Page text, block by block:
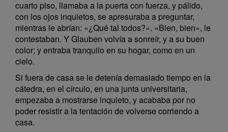
cuarto piso, llamaba a la puerta con fuerza, y pálido,
con los ojos inquietos, se apresuraba a preguntar,
mientras le abrían: «¿Qué tal todos?». «Bien, bien», le
contestaban. Y Glauben volvía a sonreír, y a su buen
color; y entraba tranquilo en su hogar, como en un
cielo.
Si fuera de casa se le detenía demasiado tiempo en la
cátedra, en el círculo, en una junta universitaria,
empezaba a mostrarse inquieto, y acababa por no
poder resistir a la tentación de volverse corriendo a
casa.